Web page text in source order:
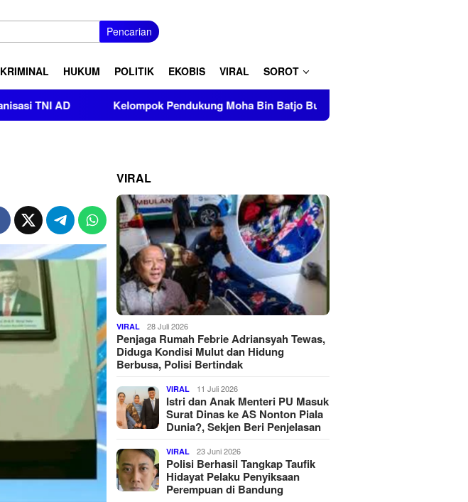
Pencarian
KRIMINAL HUKUM POLITIK EKOBIS VIRAL SOROT
Kelompok Pendukung Moha Bin Batjo Bubarkan Paksa Aksi PMII Makassar di AAS
VIRAL
VIRAL 28 Juli 2026
Penjaga Rumah Febrie Adriansyah Tewas,
Diduga Kondisi Mulut dan Hidung
Berbusa, Polisi Bertindak
VIRAL 11 Juli 2026
Istri dan Anak Menteri PU Masuk
Surat Dinas ke AS Nonton Piala
Dunia?, Sekjen Beri Penjelasan
VIRAL 23 Juni 2026
Polisi Berhasil Tangkap Taufik
Hidayat Pelaku Penyiksaan
Perempuan di Bandung